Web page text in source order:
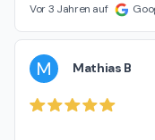
Vor 3 Jahren auf
M Mathias B